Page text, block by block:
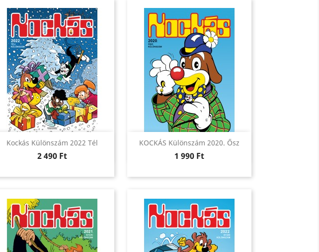
Kockás Különszám 2022 Tél
Ár
2 490 Ft
Előnézet KOCKÁS Különszám 2020. Ősz
Ár
1 990 Ft
Előnézet